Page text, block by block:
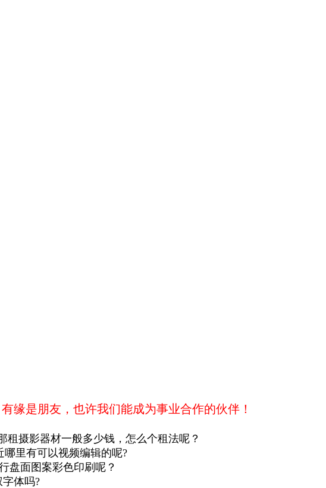
缘是朋友，也许我们能成为事业合作的伙伴！
租摄影器材一般多少钱，怎么个租法呢？
哪里有可以视频编辑的呢?
盘面图案彩色印刷呢？
体吗?